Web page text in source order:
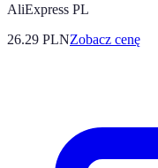
AliExpress PL
26.29 PLNZobacz cenę